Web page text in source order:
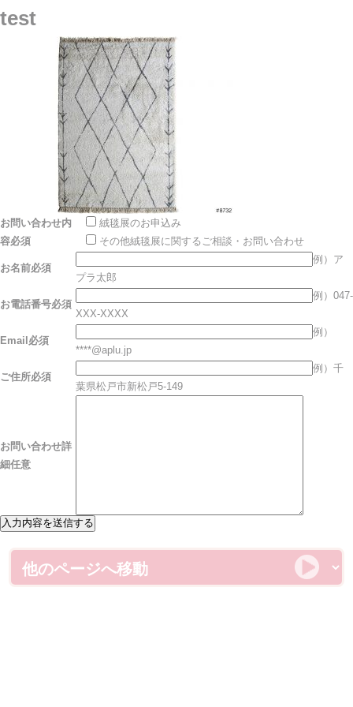
test
お問い合わせ内
容必須
絨毯展のお申込み
その他絨毯展に関するご相談・お問い合わせ
お名前必須
例）ア
プラ太郎
お電話番号必須
例）047-
XXX-XXXX
Email 必須
例）
****@aplu.jp
ご住所必須
例）千
葉県松戸市新松戸5-149
お問い合わせ詳
細任意